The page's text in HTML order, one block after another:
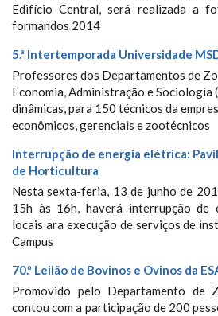
Edifício Central, será realizada a
formandos 2014
5.ª Intertemporada Universidade
Professores dos Departamentos de
Economia, Administração e Sociologia
dinâmicas, para 150 técnicos da
econômicos, gerenciais e zootécnicos
Interrupção de energia elétrica:
de Horticultura
Nesta sexta-feria, 13 de junho de
15h às 16h, haverá interrupção de
locais ara execução de serviços de
Campus
70.º Leilão de Bovinos e Ovinos da
Promovido pelo Departamento de
contou com a participação de 200